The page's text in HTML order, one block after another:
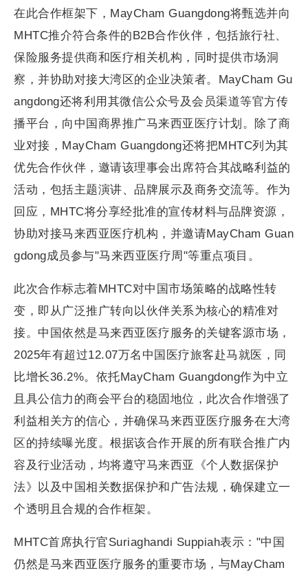
在此合作框架下，MayCham Guangdong将甄选并向
MHTC推介符合条件的B2B合作伙伴，包括旅行社、
保险服务提供商和医疗相关机构，同时提供市场洞
察，并协助对接大湾区的企业决策者。MayCham Gu
angdong还将利用其微信公众号及会员渠道等官方传
播平台，向中国商界推广马来西亚医疗计划。除了商
业对接，MayCham Guangdong还将把MHTC列为其
优先合作伙伴，邀请该理事会出席符合其战略利益的
活动，包括主题演讲、品牌展示及商务交流等。作为
回应，MHTC将分享经批准的宣传材料与品牌资源，
协助对接马来西亚医疗机构，并邀请MayCham Guan
gdong成员参与"马来西亚医疗周"等重点项目。
此次合作标志着MHTC对中国市场策略的战略性转
变，即从广泛推广转向以伙伴关系为核心的精准对
接。中国依然是马来西亚医疗服务的关键客源市场，
2025年有超过12.07万名中国医疗旅客赴马就医，同
比增长36.2%。依托MayCham Guangdong作为中立
且具公信力的商会平台的稳固地位，此次合作增强了
利益相关方的信心，并确保马来西亚医疗服务在大湾
区的持续曝光度。根据该合作开展的所有联合推广内
容及行业活动，均将遵守马来西亚《个人数据保护
法》以及中国相关数据保护和广告法规，确保建立一
个透明且合规的合作框架。
MHTC首席执行官Suriaghandi Suppiah表示："中国
仍然是马来西亚医疗服务的重要市场，与MayCham